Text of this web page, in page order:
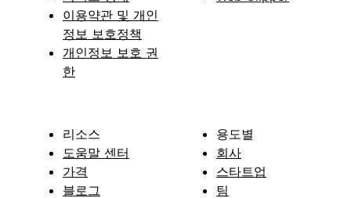
이용약관 및 개인
정보 보호정책
개인정보 보호 권
한
리소스
도움말 센터
가격
블로그
용도별
회사
스타트업
팀